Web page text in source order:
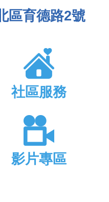
區育德路2號
社區服務
影片專區